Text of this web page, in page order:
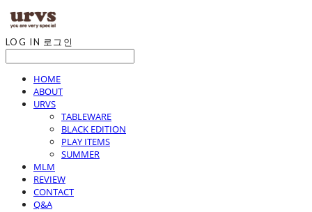
LOG IN 로그인
HOME
ABOUT
URVS
TABLEWARE
BLACK EDITION
PLAY ITEMS
SUMMER
MLM
REVIEW
CONTACT
Q&A